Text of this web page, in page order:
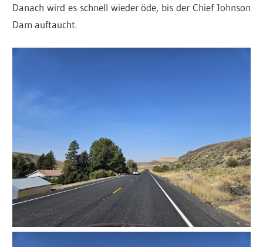
Danach wird es schnell wieder öde, bis der Chief Johnson
Dam auftaucht.